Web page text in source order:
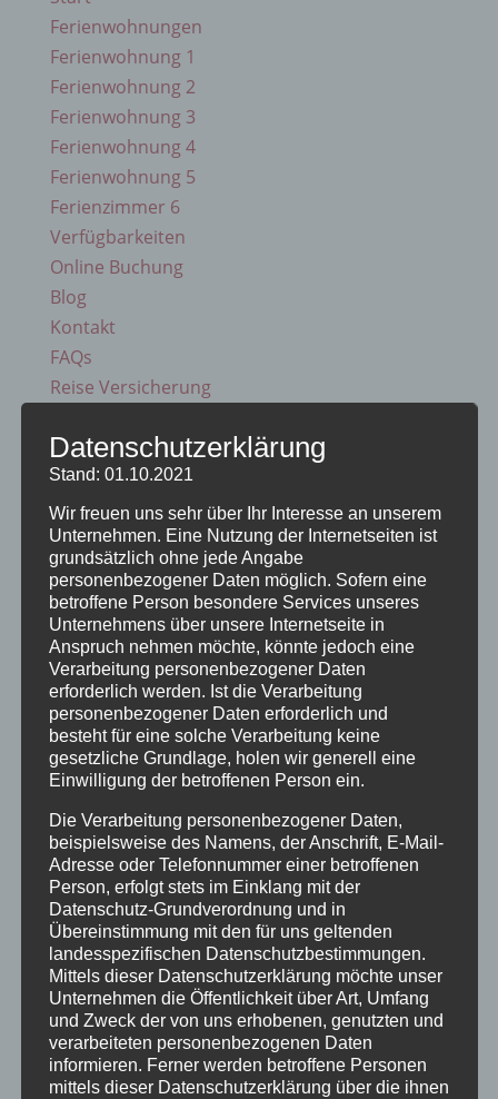
Ferienwohnungen
Ferienwohnung 1
Ferienwohnung 2
Ferienwohnung 3
Ferienwohnung 4
Ferienwohnung 5
Ferienzimmer 6
Verfügbarkeiten
Online Buchung
Blog
Kontakt
FAQs
Reise Versicherung
Last Minute Ferienwohnung Juni
vonHausPartale |Mai 31, 2025|Allgäu,
Ferienwohnungen,Haus Partale,Oberstdorf
Nur noch wenige Last Minute Ferienwohnung-
Termine im Juni im Haus Partale – Euer Allgäu-
Urlaub ruft! Hey Ihr, der Juni naht und das
Allgäu zeigt sich von seiner besten Seite – grün,
sonnig und einfach zum Verlieben! Im Haus
Partale in Oberstdorf sind nur noch wenige...
Datenschutzerklärung
Stand: 01.10.2021
Wir freuen uns sehr über Ihr Interesse an unserem
Unternehmen. Eine Nutzung der Internetseiten ist
grundsätzlich ohne jede Angabe
personenbezogener Daten möglich. Sofern eine
betroffene Person besondere Services unseres
Unternehmens über unsere Internetseite in
Anspruch nehmen möchte, könnte jedoch eine
Verarbeitung personenbezogener Daten
erforderlich werden. Ist die Verarbeitung
personenbezogener Daten erforderlich und
besteht für eine solche Verarbeitung keine
gesetzliche Grundlage, holen wir generell eine
Einwilligung der betroffenen Person ein.
Die Verarbeitung personenbezogener Daten,
beispielsweise des Namens, der Anschrift, E-Mail-
Adresse oder Telefonnummer einer betroffenen
Person, erfolgt stets im Einklang mit der
Datenschutz-Grundverordnung und in
Übereinstimmung mit den für uns geltenden
landesspezifischen Datenschutzbestimmungen.
Mittels dieser Datenschutzerklärung möchte unser
Unternehmen die Öffentlichkeit über Art, Umfang
und Zweck der von uns erhobenen, genutzten und
verarbeiteten personenbezogenen Daten
informieren. Ferner werden betroffene Personen
mittels dieser Datenschutzerklärung über die ihnen